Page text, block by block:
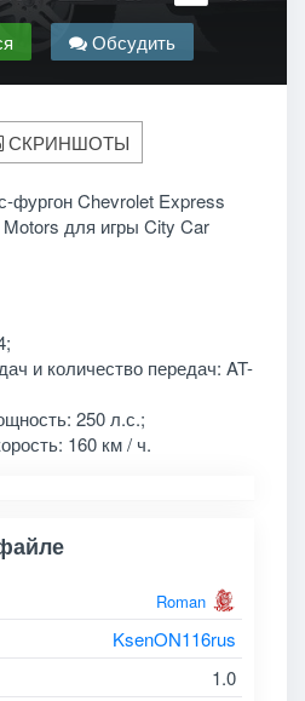
Обсудить
СКРИНШОТЫ
фургон Chevrolet Express
для игры City Car
и количество передач: AT-
250 л.с.;
160 км / ч.
Roman
KsenON116rus
1.0